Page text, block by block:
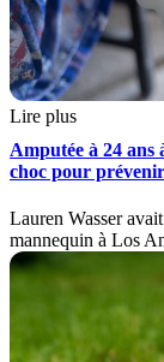
Lire plus
Amputée à 24 ans
choc pour
Lauren Wasser
mannequin à Los